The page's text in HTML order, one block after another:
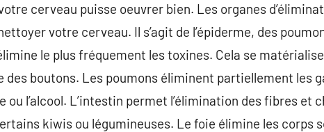
cerveau puisse oeuvrer bien. Les organes
votre cerveau. Il s’agit de l’épiderme, des
le plus fréquement les toxines. Cela se
boutons. Les poumons éliminent partiellement les
ou l’alcool. L’intestin permet l’élimination des fibres
kiwis ou légumineuses. Le foie élimine les corps